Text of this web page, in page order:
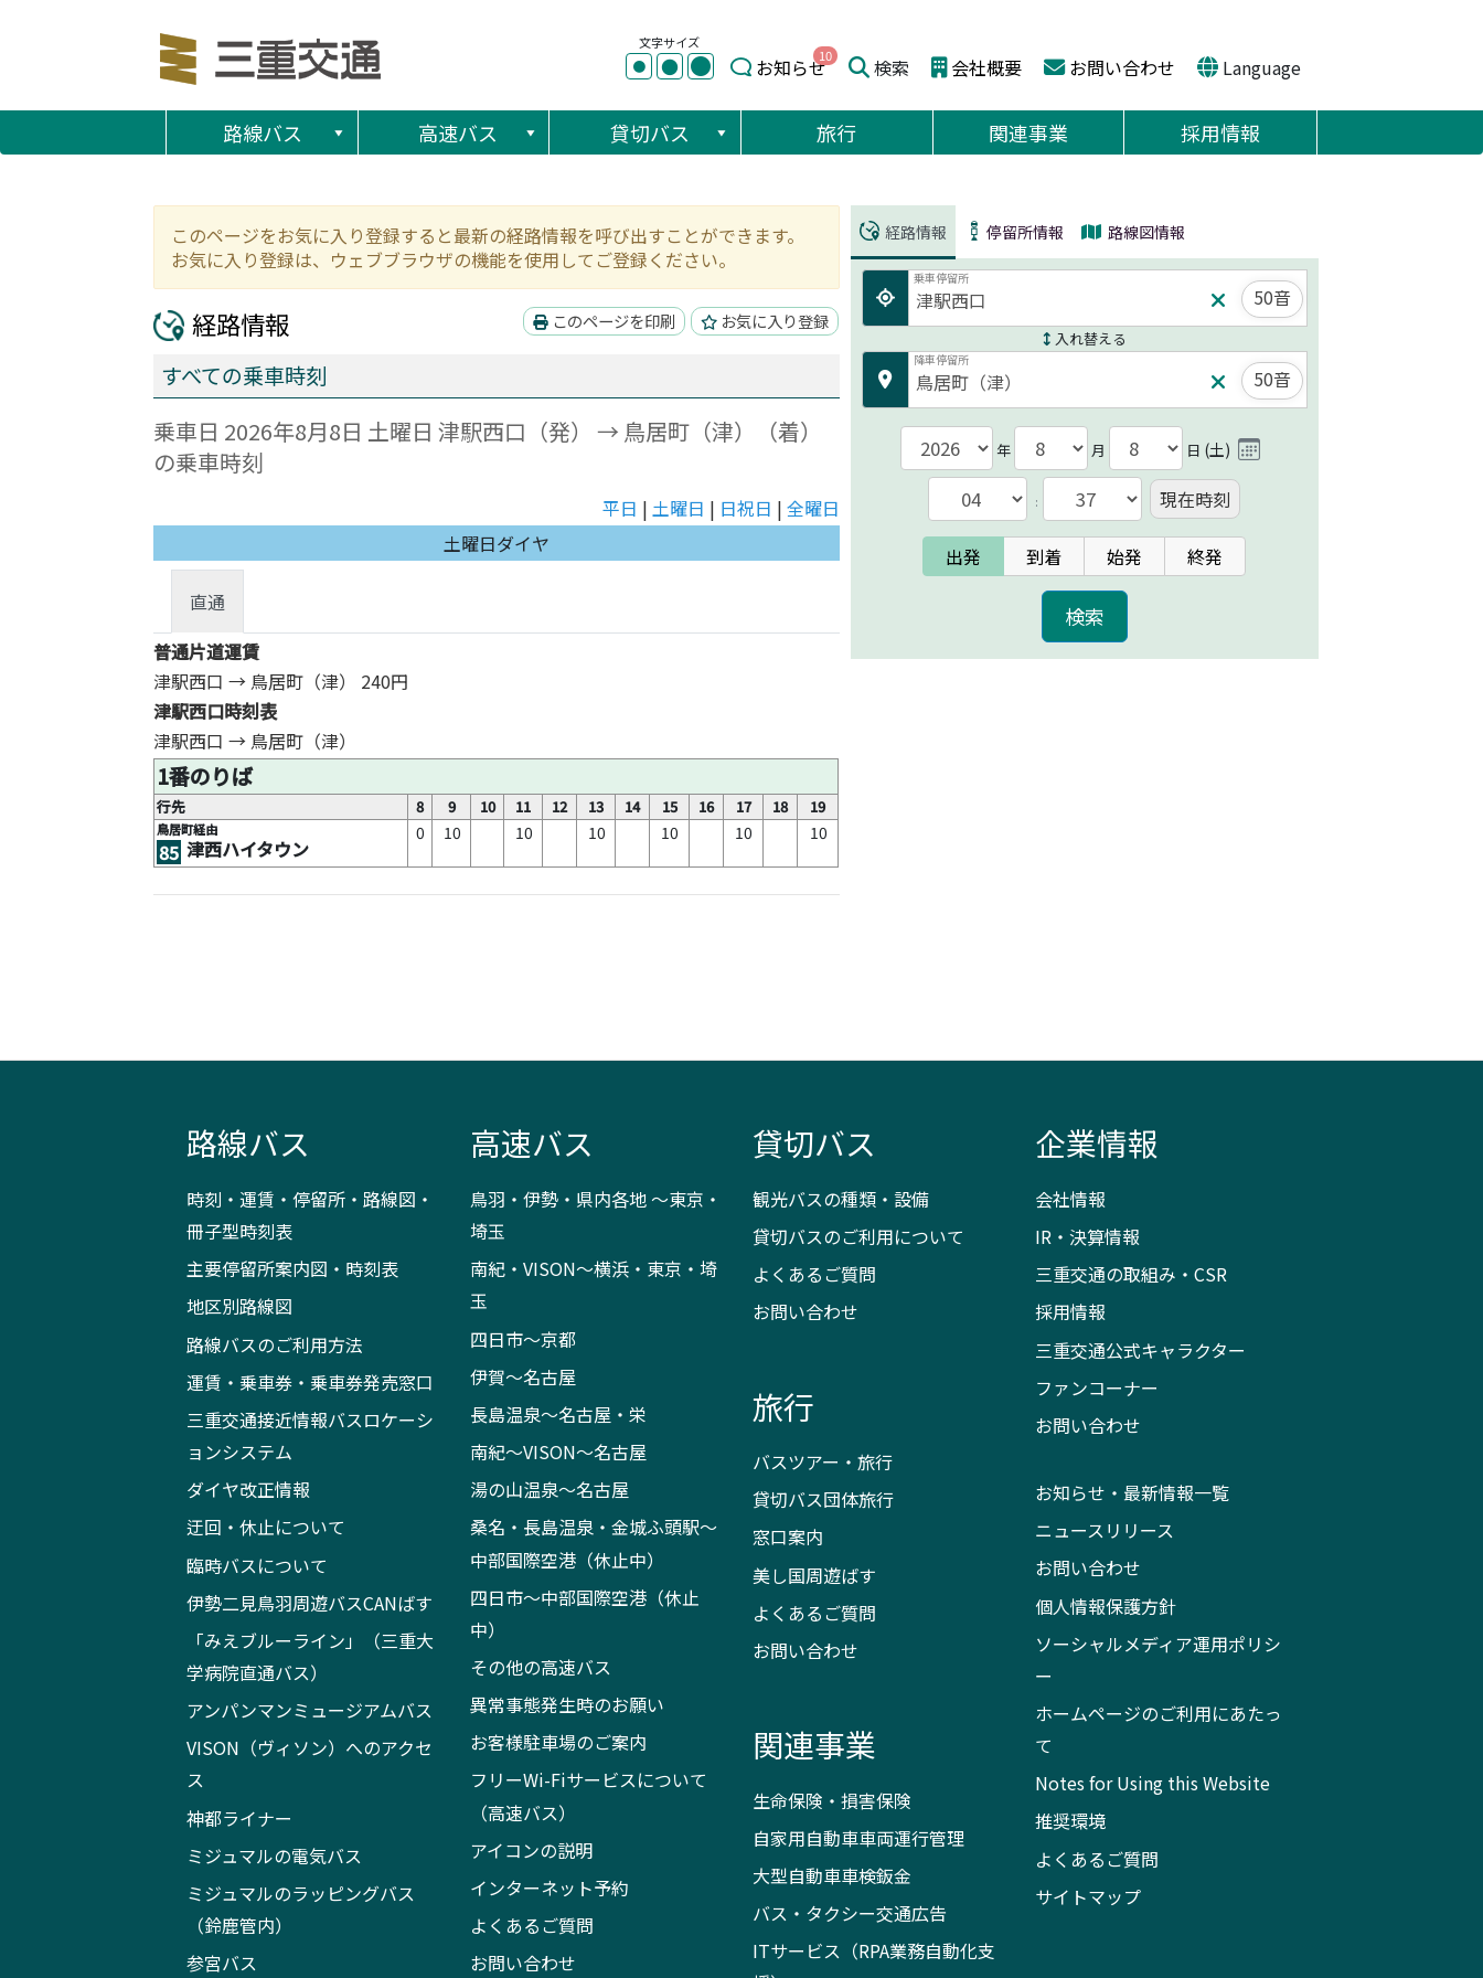
文字サイズ
● ● ● お知らせ10 検索 会社概要 お問い合わせ Language
路線バス 高速バス 貸切バス 旅行 関連事業 採用情報
このページをお気に入り登録すると最新の経路情報を呼び出すことができます。
お気に入り登録は、ウェブブラウザの機能を使用してご登録ください。
このページを印刷 お気に入り登録
経路情報
すべての乗車時刻
乗車日 2026年8月8日 土曜日 津駅西口（発） → 鳥居町（津）（着）
の乗車時刻
平日 | 土曜日 | 日祝日 | 全曜日
土曜日ダイヤ
直通
普通片道運賃
津駅西口 → 鳥居町（津）
240円
津駅西口時刻表
津駅西口 → 鳥居町（津）
1番のりば
行先 8 9 10 11 12 13 14 15 16 17 18 19
鳥居町経由
85 津西ハイタウン
0 10 10 10 10 10 10
経路情報 停留所情報 路線図情報
乗車停留所
50音
入れ替える
降車停留所
50音
年 月 日 (土)
: 現在時刻
出発 到着 始発 終発
路線バス
時刻・運賃・停留所・路線図・
冊子型時刻表
主要停留所案内図・時刻表
地区別路線図
路線バスのご利用方法
運賃・乗車券・乗車券発売窓口
三重交通接近情報バスロケーシ
ョンシステム
ダイヤ改正情報
迂回・休止について
臨時バスについて
伊勢二見鳥羽周遊バスCANばす
「みえブルーライン」（三重大
学病院直通バス）
アンパンマンミュージアムバス
VISON（ヴィソン）へのアクセ
ス
神都ライナー
ミジュマルの電気バス
ミジュマルのラッピングバス
（鈴鹿管内）
参宮バス
高速バス
鳥羽・伊勢・県内各地 ～東京・
埼玉
南紀・VISON～横浜・東京・埼
玉
四日市～京都
伊賀～名古屋
長島温泉～名古屋・栄
南紀～VISON～名古屋
湯の山温泉～名古屋
桑名・長島温泉・金城ふ頭駅～
中部国際空港（休止中）
四日市～中部国際空港（休止
中）
その他の高速バス
異常事態発生時のお願い
お客様駐車場のご案内
フリーWi-Fiサービスについて
（高速バス）
アイコンの説明
インターネット予約
よくあるご質問
お問い合わせ
貸切バス
観光バスの種類・設備
貸切バスのご利用について
よくあるご質問
お問い合わせ
旅行
バスツアー・旅行
貸切バス団体旅行
窓口案内
美し国周遊ばす
よくあるご質問
お問い合わせ
関連事業
生命保険・損害保険
自家用自動車車両運行管理
大型自動車車検鈑金
バス・タクシー交通広告
ITサービス（RPA業務自動化支
企業情報
会社情報
IR・決算情報
三重交通の取組み・CSR
採用情報
三重交通公式キャラクター
ファンコーナー
お問い合わせ
お知らせ・最新情報一覧
ニュースリリース
お問い合わせ
個人情報保護方針
ソーシャルメディア運用ポリシ
ー
ホームページのご利用にあたっ
て
Notes for Using this Website
推奨環境
よくあるご質問
サイトマップ